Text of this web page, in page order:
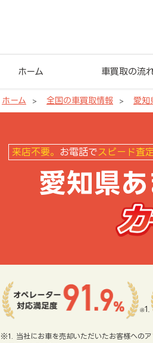
ホーム 車買取の流
ホーム 全国の車買取情報 愛知
来店不要。 お電話で スピード査
愛知県
※1. 当社にお車を売却いただいたお客様への